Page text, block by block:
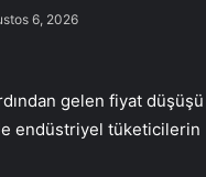
6, 2026
gelen fiyat düşüşü
endüstriyel tüketicilerin